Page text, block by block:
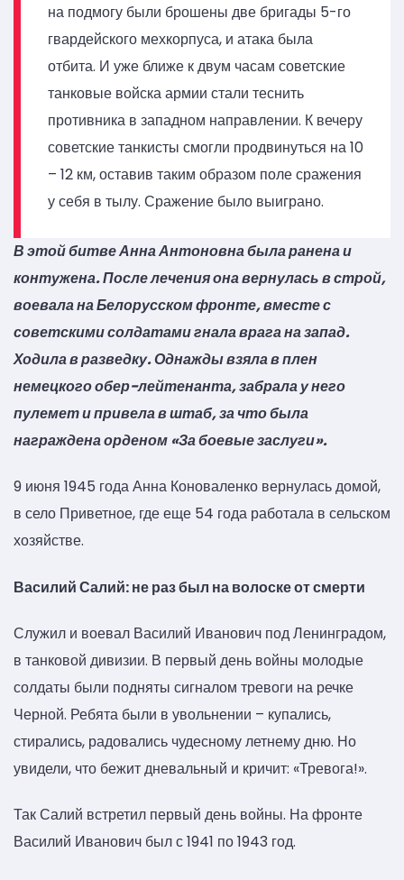
на подмогу были брошены две бригады 5-го
гвардейского мехкорпуса, и атака была
отбита. И уже ближе к двум часам советские
танковые войска армии стали теснить
противника в западном направлении. К вечеру
советские танкисты смогли продвинуться на 10
– 12 км, оставив таким образом поле сражения
у себя в тылу. Сражение было выиграно.
В этой битве Анна Антоновна была ранена и
контужена. После лечения она вернулась в строй,
воевала на Белорусском фронте, вместе с
советскими солдатами гнала врага на запад.
Ходила в разведку. Однажды взяла в плен
немецкого обер-лейтенанта, забрала у него
пулемет и привела в штаб, за что была
награждена орденом «За боевые заслуги».
9 июня 1945 года Анна Коноваленко вернулась домой,
в село Приветное, где еще 54 года работала в сельском
хозяйстве.
Василий Салий: не раз был на волоске от смерти
Служил и воевал Василий Иванович под Ленинградом,
в танковой дивизии. В первый день войны молодые
солдаты были подняты сигналом тревоги на речке
Черной. Ребята были в увольнении – купались,
стирались, радовались чудесному летнему дню. Но
увидели, что бежит дневальный и кричит: «Тревога!».
Так Салий встретил первый день войны. На фронте
Василий Иванович был с 1941 по 1943 год.